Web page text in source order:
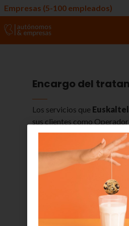
Empresas (5-100 empleados)
Encargo del
Los servicios que Euskaltel
sus clientes como
definidos por la Ley
Telecomunicaciones, tanto
Internet como de telefonía
implican un tratamiento de
los emisores y receptores
personales que pudiese
Es por ello por lo que para
serviciosEuskaltel